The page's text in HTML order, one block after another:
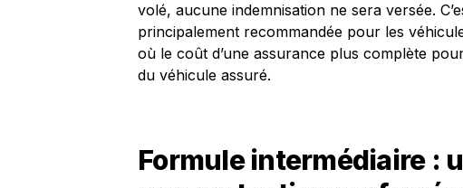
volé, aucune indemnisation ne sera versée.
principalement recommandée pour les
où le coût d’une assurance plus complète
du véhicule assuré.
Formule intermédiaire :